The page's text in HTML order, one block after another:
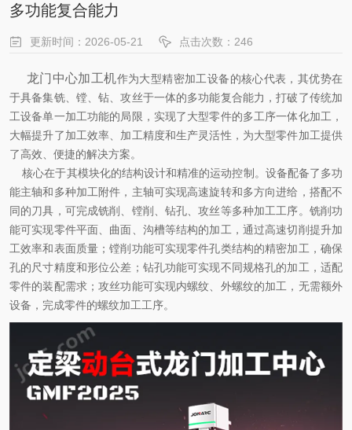
多功能复合能力
更新时间：2026-05-21 点击次数：246
龙门中心加工机作为大型精密加工设备的核心代表，其优势在
于具备集铣、镗、钻、攻丝于一体的多功能复合能力，打破了传统加
工设备单一加工功能的局限，实现了大型零件的多工序一体化加工，
大幅提升了加工效率、加工精度和生产灵活性，为大型零件加工提供
了高效、便捷的解决方案。
核心在于其模块化的结构设计和精准的运动控制。设备配备了多功
能主轴和多种加工附件，主轴可实现高速旋转和多方向进给，搭配不
同的刀具，可完成铣削、镗削、钻孔、攻丝等多种加工工序。铣削功
能可实现零件平面、曲面、沟槽等结构的加工，通过高速切削提升加
工效率和表面质量；镗削功能可实现零件孔类结构的精密加工，确保
孔的尺寸精度和形位公差；钻孔功能可实现不同规格孔的加工，适配
零件的装配需求；攻丝功能可实现内螺纹、外螺纹的加工，无需额外
设备，完成零件的螺纹加工工序。